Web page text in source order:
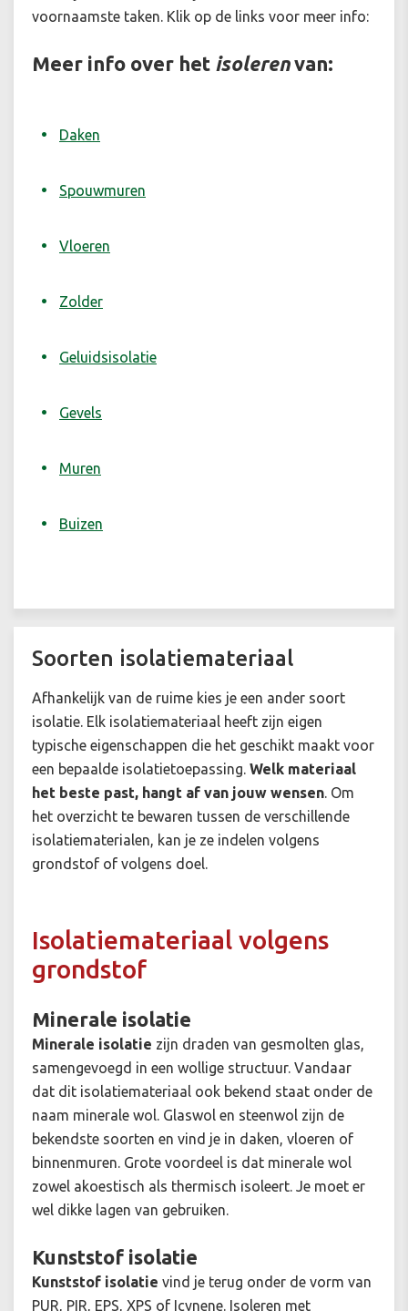
voornaamste taken. Klik op de links voor meer info:
Meer info over het isolerenvan:
Daken
Spouwmuren
Vloeren
Zolder
Geluidsisolatie
Gevels
Muren
Buizen
Soorten isolatiemateriaal
Afhankelijk van de ruime kies je een ander soort
isolatie. Elk isolatiemateriaal heeft zijn eigen
typische eigenschappen die het geschikt maakt voor
een bepaalde isolatietoepassing. Welk materiaal
het beste past, hangt af van jouw wensen. Om
het overzicht te bewaren tussen de verschillende
isolatiematerialen, kan je ze indelen volgens
grondstof of volgens doel.
Isolatiemateriaal volgens
grondstof
Minerale isolatie
Minerale isolatie zijn draden van gesmolten glas,
samengevoegd in een wollige structuur. Vandaar
dat dit isolatiemateriaal ook bekend staat onder de
naam minerale wol. Glaswol en steenwol zijn de
bekendste soorten en vind je in daken, vloeren of
binnenmuren. Grote voordeel is dat minerale wol
zowel akoestisch als thermisch isoleert. Je moet er
wel dikke lagen van gebruiken.
Kunststof isolatie
Kunststof isolatie vind je terug onder de vorm van
PUR, PIR, EPS, XPS of Icynene. Isoleren met